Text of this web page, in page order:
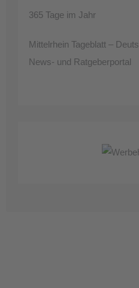
365 Tage im Jahr
Mittelrhein Tageblatt –
News- und Ratgeberportal